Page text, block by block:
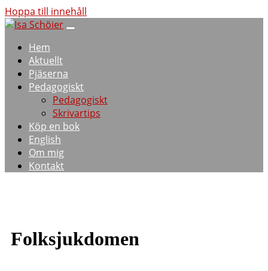
Hoppa till innehåll
Hem
Aktuellt
Pjäserna
Pedagogiskt
Pedagogiskt
Skrivartips
Köp en bok
English
Om mig
Kontakt
Folksjukdomen